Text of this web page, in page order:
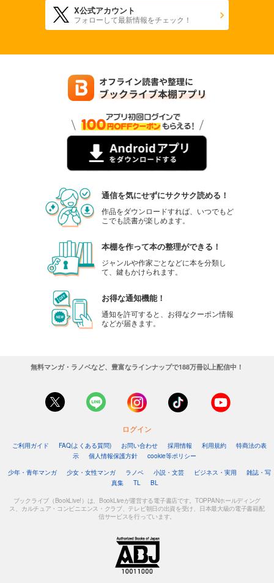
X公式アカウント
フォローして最新情報をチェック！
通信を気にせずにサクサク読める！
作品をダウンロードすれば、いつでもど
こでも読書が楽しめます。
本棚を作って本の整理ができる！
ジャンルや作家ごとなどに本を分類し
て、鍵もかけられます。
お得な通知機能！
通知を許可すると、お得なクーポン情報
などが届きます。
無料マンガ・ラノベなど、豊富なラインナップで188万冊以上配信中！
ログイン
ご利用ガイド FAQ(よくある質問) お問い合わせ 採用情報 利用規約
特商法の表
示
個人情報保護方針
cookie等ポリシー
少年・青年マンガ
少女・女性マンガ ラノベ 小説・文芸 ビジネス・実用
雑誌・写
真集
TL BL
ブックライブ（BookLive!）は、BookLiveが運営する電子書店です。TOPPANホールディング
ス、カルチュア・コンビニエンス・クラブ、テレビ朝日の出資を受け、日本最大級の電子書籍配
信サービスを行っています。